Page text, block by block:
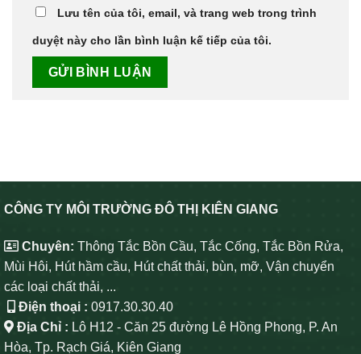
Lưu tên của tôi, email, và trang web trong trình
duyệt này cho lần bình luận kế tiếp của tôi.
CÔNG TY MÔI TRƯỜNG ĐÔ THỊ KIÊN GIANG
Chuyên: Thông Tắc Bồn Cầu, Tắc Cống, Tắc Bồn Rửa,
Mùi Hôi, Hút hầm cầu, Hút chất thải, bùn, mỡ, Vận chuyển
các loại chất thải, ...
Điện thoại : 0917.30.30.40
Địa Chỉ : Lô H12 - Căn 25 đường Lê Hồng Phong, P. An
Hòa, Tp. Rạch Giá, Kiên Giang